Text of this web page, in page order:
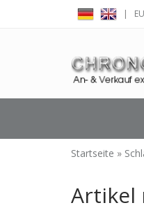
|
Startseite »
Artikel
←